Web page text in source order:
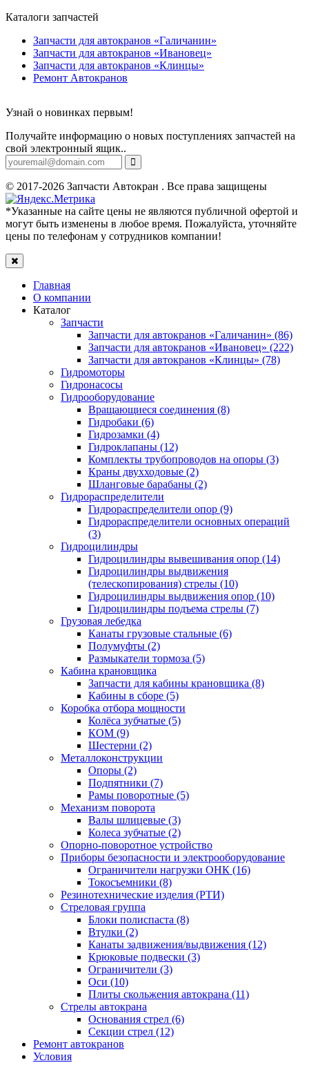
Каталоги запчастей
Запчасти для автокранов «Галичанин»
Запчасти для автокранов «Ивановец»
Запчасти для автокранов «Клинцы»
Ремонт Автокранов
Узнай о новинках первым!
Получайте информацию о новых поступлениях запчастей на
свой электронный ящик..
© 2017-2026 Запчасти Автокран . Все права защищены
*Указанные на сайте цены не являются публичной офертой и
могут быть изменены в любое время. Пожалуйста, уточняйте
цены по телефонам у сотрудников компании!
Главная
О компании
Каталог
Запчасти
Запчасти для автокранов «Галичанин» (86)
Запчасти для автокранов «Ивановец» (222)
Запчасти для автокранов «Клинцы» (78)
Гидромоторы
Гидронасосы
Гидрооборудование
Вращающиеся соединения (8)
Гидробаки (6)
Гидрозамки (4)
Гидроклапаны (12)
Комплекты трубопроводов на опоры (3)
Краны двухходовые (2)
Шланговые барабаны (2)
Гидрораспределители
Гидрораспределители опор (9)
Гидрораспределители основных операций
(3)
Гидроцилиндры
Гидроцилиндры вывешивания опор (14)
Гидроцилиндры выдвижения
(телескопирования) стрелы (10)
Гидроцилиндры выдвижения опор (10)
Гидроцилиндры подъема стрелы (7)
Грузовая лебедка
Канаты грузовые стальные (6)
Полумуфты (2)
Размыкатели тормоза (5)
Кабина крановщика
Запчасти для кабины крановщика (8)
Кабины в сборе (5)
Коробка отбора мощности
Колёса зубчатые (5)
КОМ (9)
Шестерни (2)
Металлоконструкции
Опоры (2)
Подпятники (7)
Рамы поворотные (5)
Механизм поворота
Валы шлицевые (3)
Колеса зубчатые (2)
Опорно-поворотное устройство
Приборы безопасности и электрооборудование
Ограничители нагрузки ОНК (16)
Токосъемники (8)
Резинотехнические изделия (РТИ)
Стреловая группа
Блоки полиспаста (8)
Втулки (2)
Канаты задвижения/выдвижения (12)
Крюковые подвески (3)
Ограничители (3)
Оси (10)
Плиты скольжения автокрана (11)
Стрелы автокрана
Основания стрел (6)
Секции стрел (12)
Ремонт автокранов
Условия